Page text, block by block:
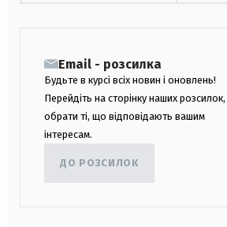
Email - розсилка
Будьте в курсі всіх новин і оновлень!
Перейдіть на сторінку наших
обрати ті, що відповідають вашим
інтересам.
ДО РОЗСИЛОК